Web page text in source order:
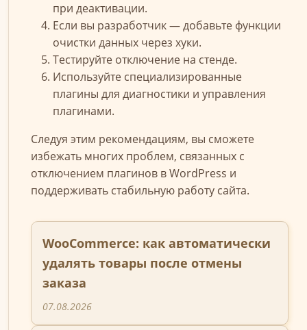
при деактивации.
Если вы разработчик — добавьте функции
очистки данных через хуки.
Тестируйте отключение на стенде.
Используйте специализированные
плагины для диагностики и управления
плагинами.
Следуя этим рекомендациям, вы сможете
избежать многих проблем, связанных с
отключением плагинов в WordPress и
поддерживать стабильную работу сайта.
WooCommerce: как автоматически
удалять товары после отмены
заказа
07.08.2026